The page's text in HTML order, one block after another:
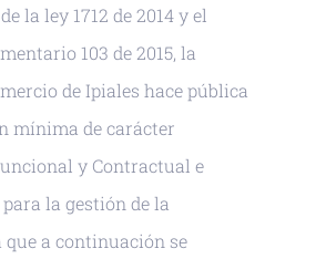
la ley 1712 de 2014 y el
103 de 2015, la
de Ipiales hace pública
mínima de carácter
y Contractual e
la gestión de la
a continuación se